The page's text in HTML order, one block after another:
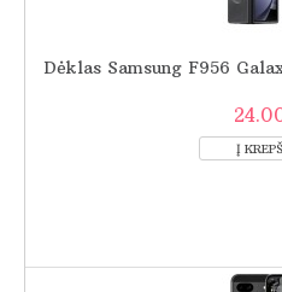
Dėklas Samsung F956